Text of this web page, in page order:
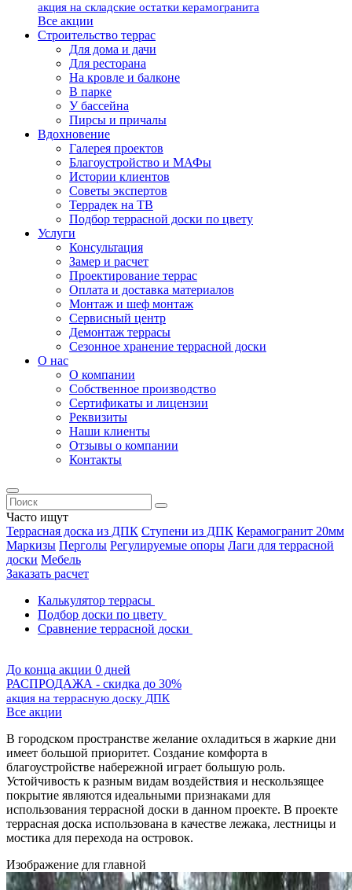
акция на складские остатки керамогранита
Все акции
Строительство террас
Для дома и дачи
Для ресторана
На кровле и балконе
В парке
У бассейна
Пирсы и причалы
Вдохновение
Галерея проектов
Благоустройство и МАФы
Истории клиентов
Советы экспертов
Террадек на ТВ
Подбор террасной доски по цвету
Услуги
Консультация
Замер и расчет
Проектирование террас
Оплата и доставка материалов
Монтаж и шеф монтаж
Сервисный центр
Демонтаж террасы
Сезонное хранение террасной доски
О нас
О компании
Собственное производство
Сертификаты и лицензии
Реквизиты
Наши клиенты
Отзывы о компании
Контакты
Часто ищут
Террасная доска из ДПК Ступени из ДПК Керамогранит 20мм
Маркизы Перголы Регулируемые опоры Лаги для террасной
доски Мебель
Заказать расчет
Калькулятор террасы
Подбор доски по цвету
Сравнение террасной доски
До конца акции 0 дней
РАСПРОДАЖА - скидка до 30%
акция на террасную доску ДПК
Все акции
В городском пространстве желание охладиться в жаркие дни
имеет большой приоритет. Создание комфорта в
благоустройстве набережной играет большую роль.
Устойчивость к разным видам воздействия и нескользящее
покрытие являются идеальными признаками для
использования террасной доски в данном проекте. В проекте
террасная доска использована в качестве лежака, лестницы и
мостика для перехода на островок.
Изображение для главной